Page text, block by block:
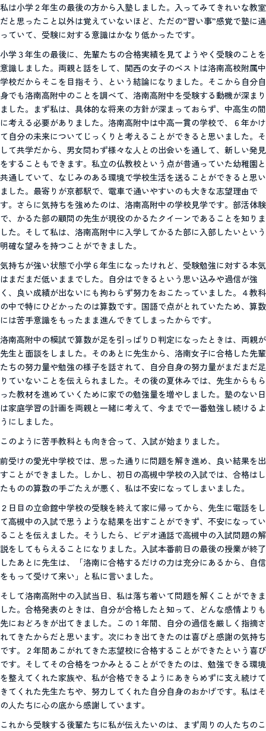
私は小学２年生の最後の方から入塾しました。入ってみてきれいな教室
だと思ったこと以外は覚えていないほど、ただの“習い事”感覚で塾に通
っていて、受験に対する意識はかなり低かったです。
小学３年生の最後に、先輩たちの合格実績を見てようやく受験のことを
意識しました。両親と話をして、関西の女子のベストは洛南高校附属中
学校だからそこを目指そう、という結論になりました。そこから自分自
身でも洛南高附中のことを調べて、洛南高附中を受験する動機が深まり
ました。まず私は、具体的な将来の方針が深まっておらず、中高生の間
に考える必要がありました。洛南高附中は中高一貫の学校で、６年かけ
て自分の未来についてじっくりと考えることができると思いました。そ
して共学だから、男女問わず様々な人との出会いを通して、新しい発見
をすることもできます。私立の仏教校という点が昔通っていた幼稚園と
共通していて、なじみのある環境で学校生活を送ることができると思い
ました。最寄りが京都駅で、電車で通いやすいのも大きな志望理由で
す。さらに気持ちを強めたのは、洛南高附中の学校見学です。部活体験
で、かるた部の顧問の先生が現役のかるたクイーンであることを知りま
した。そして私は、洛南高附中に入学してかるた部に入部したいという
明確な望みを持つことができました。
気持ちが強い状態で小学６年生になったけれど、受験勉強に対する本気
はまだまだ低いままでした。自分はできるという思い込みや過信が強
く、良い成績が出ないにも拘わらず努力をおこたっていました。４教科
の中で特にひどかったのは算数です。国語で点がとれていたため、算数
には苦手意識をもったまま進んできてしまったからです。
洛南高附中の模試で算数が足を引っぱりＤ判定になったときは、両親が
先生と面談をしました。そのあとに先生から、洛南女子に合格した先輩
たちの努力量や勉強の様子を話されて、自分自身の努力量がまだまだ足
りていないことを伝えられました。その後の夏休みでは、先生からもら
った教材を進めていくために家での勉強量を増やしました。塾のない日
は家庭学習の計画を両親と一緒に考えて、今までで一番勉強し続けるよ
うにしました。
このように苦手教科とも向き合って、入試が始まりました。
前受けの愛光中学校では、思った通りに問題を解き進め、良い結果を出
すことができました。しかし、初日の高槻中学校の入試では、合格はし
たものの算数の手ごたえが悪く、私は不安になってしまいました。
２日目の立命館中学校の受験を終えて家に帰ってから、先生に電話をし
て高槻中の入試で思うような結果を出すことができず、不安になってい
ることを伝えました。そうしたら、ビデオ通話で高槻中の入試問題の解
説をしてもらえることになりました。入試本番前日の最後の授業が終了
したあとに先生は、「洛南に合格するだけの力は充分にあるから、自信
をもって受けて来い」と私に言いました。
そして洛南高附中の入試当日、私は落ち着いて問題を解くことができま
した。合格発表のときは、自分が合格したと知って、どんな感情よりも
先におどろきが出てきました。この１年間、自分の過信を厳しく指摘さ
れてきたからだと思います。次にわき出てきたのは喜びと感謝の気持ち
です。２年間あこがれてきた志望校に合格することができたという喜び
です。そしてその合格をつかみとることができたのは、勉強できる環境
を整えてくれた家族や、私が合格できるようにあきらめずに支え続けて
きてくれた先生たちや、努力してくれた自分自身のおかげです。私はそ
の人たちに心の底から感謝しています。
これから受験する後輩たちに私が伝えたいのは、まず周りの人たちのこ